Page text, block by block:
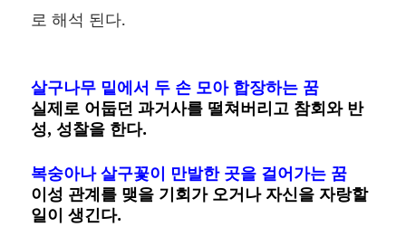
로 해석 된다.
살구나무 밑에서 두 손 모아 합장하는 꿈
실제로 어둡던 과거사를 떨쳐버리고 참회와 반
성, 성찰을 한다.
복숭아나 살구꽃이 만발한 곳을 걸어가는 꿈
이성 관계를 맺을 기회가 오거나 자신을 자랑할
일이 생긴다.